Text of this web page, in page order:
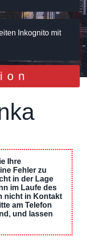
Inkognito mit
Ihre
Fehler zu
in der Lage
im Laufe des
nicht in Kontakt
am Telefon
und lassen